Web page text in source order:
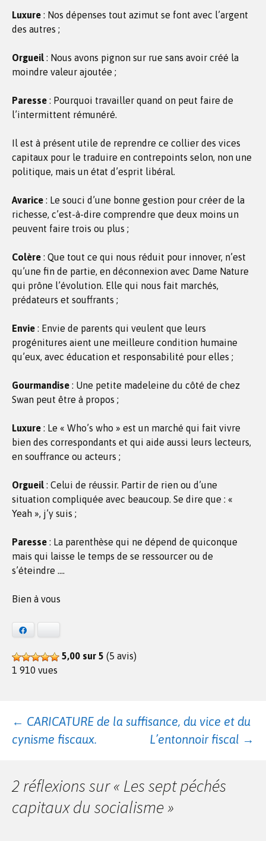
Luxure : Nos dépenses tout azimut se font avec l’argent
des autres ;
Orgueil : Nous avons pignon sur rue sans avoir créé la
moindre valeur ajoutée ;
Paresse : Pourquoi travailler quand on peut faire de
l’intermittent rémunéré.
Il est à présent utile de reprendre ce collier des vices
capitaux pour le traduire en contrepoints selon, non une
politique, mais un état d’esprit libéral.
Avarice : Le souci d’une bonne gestion pour créer de la
richesse, c’est-à-dire comprendre que deux moins un
peuvent faire trois ou plus ;
Colère : Que tout ce qui nous réduit pour innover, n’est
qu’une fin de partie, en déconnexion avec Dame Nature
qui prône l’évolution. Elle qui nous fait marchés,
prédateurs et souffrants ;
Envie : Envie de parents qui veulent que leurs
progénitures aient une meilleure condition humaine
qu’eux, avec éducation et responsabilité pour elles ;
Gourmandise : Une petite madeleine du côté de chez
Swan peut être à propos ;
Luxure : Le « Who’s who » est un marché qui fait vivre
bien des correspondants et qui aide aussi leurs lecteurs,
en souffrance ou acteurs ;
Orgueil : Celui de réussir. Partir de rien ou d’une
situation compliquée avec beaucoup. Se dire que : «
Yeah », j’y suis ;
Paresse : La parenthèse qui ne dépend de quiconque
mais qui laisse le temps de se ressourcer ou de
s’éteindre ….
Bien à vous
5,00 sur 5 (5 avis)
1 910 vues
Navigation
articles
← CARICATURE de la suffisance, du vice et du
cynisme fiscaux.
L’entonnoir fiscal →
2 réflexions sur « Les sept péchés
capitaux du socialisme»